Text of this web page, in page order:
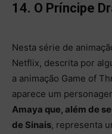
14. O Príncipe
Nesta série de
Netflix, descrita por
a animação Game of
aparece um
Amaya que, além de
de Sinais, representa